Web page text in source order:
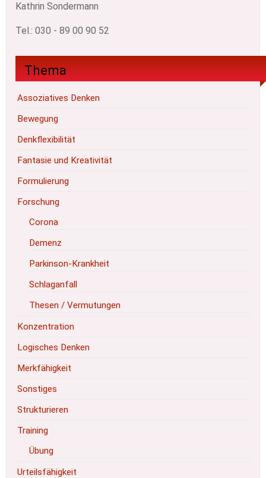
Kathrin Sondermann
Tel.: 030 - 89 00 90 52
Thema
Assoziatives Denken
Bewegung
Denkflexibilität
Fantasie und Kreativität
Formulierung
Forschung
Corona
Demenz
Parkinson-Krankheit
Schlaganfall
Thesen / Vermutungen
Konzentration
Logisches Denken
Merkfähigkeit
Sonstiges
Strukturieren
Training
Übung
Urteilsfähigkeit